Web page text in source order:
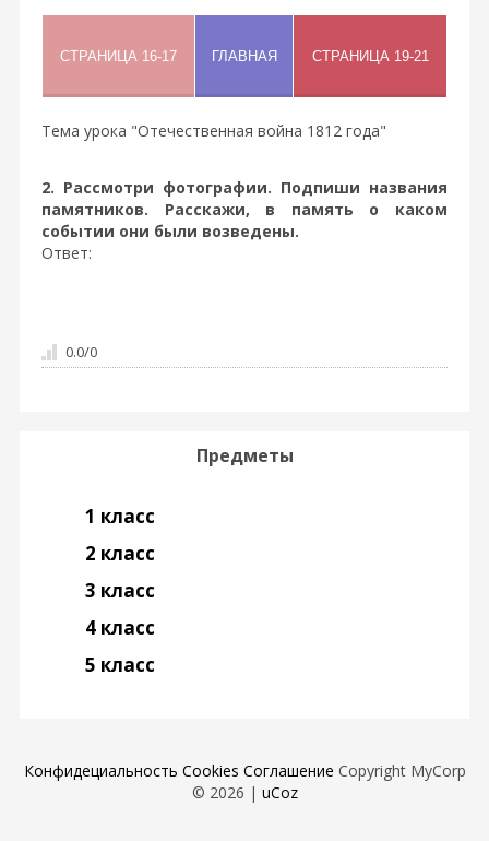
Тема урока "Отечественная война 1812 года"
2. Рассмотри фотографии. Подпиши названия
памятников. Расскажи, в память о каком
событии они были возведены.
Ответ:
0.0/0
Предметы
1 класс
2 класс
3 класс
4 класс
5 класс
Конфидециальность Cookies Соглашение Copyright MyCorp
© 2026 | uCoz